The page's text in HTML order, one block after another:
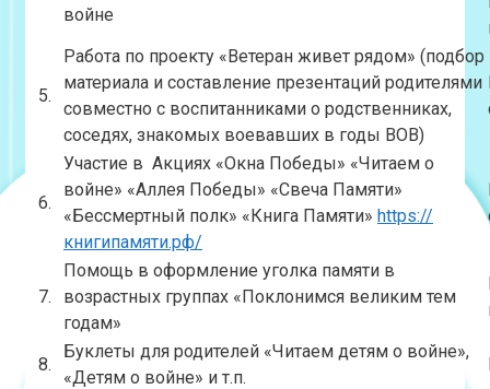
войне
5.
Работа по проекту «Ветеран живет рядом» (подбор
материала и составление презентаций родителями
совместно с воспитанниками о родственниках,
соседях, знакомых воевавших в годы ВОВ)
6.
Участие в Акциях «Окна Победы» «Читаем о
войне» «Аллея Победы» «Свеча Памяти»
«Бессмертный полк» «Книга Памяти» https://
книгипамяти.рф/
7.
Помощь в оформление уголка памяти в
возрастных группах «Поклонимся великим тем
годам»
8.
Буклеты для родителей «Читаем детям о войне»,
«Детям о войне» и т.п.